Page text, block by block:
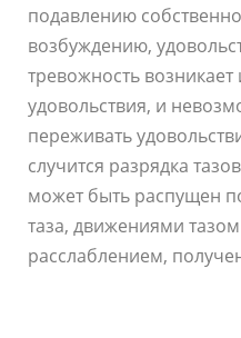
подавлению
возбуждению,
тревожность
удовольствия, и
переживать
случится разрядка
может быть распущен
таза, движениями
расслаблением,